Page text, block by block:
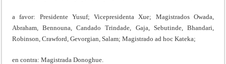
a favor: Presidente Yusuf; Vicepresidenta Xue; Magistrados Owada,
Abraham, Bennouna, Candado Trindade, Gaja, Sebutinde, Bhandari,
Robinson, Crawford, Gevorgian, Salam; Magistrado ad hoc Kateka;
en contra: Magistrada Donoghue.